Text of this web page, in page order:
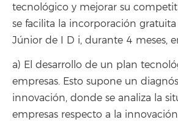
tecnológico y mejorar su
se facilita la incorporación
Júnior de I D i, durante 4 meses,
a) El desarrollo de un plan
empresas. Esto supone un
innovación, donde se analiza la
empresas respecto a la